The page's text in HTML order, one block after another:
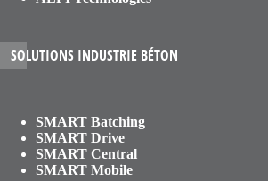
SOLUTIONS INDUSTRIE BÉTON
SMART Batching
SMART Drive
SMART Central
SMART Mobile